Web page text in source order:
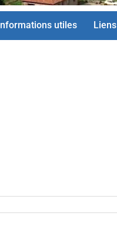
Informations utiles Liens